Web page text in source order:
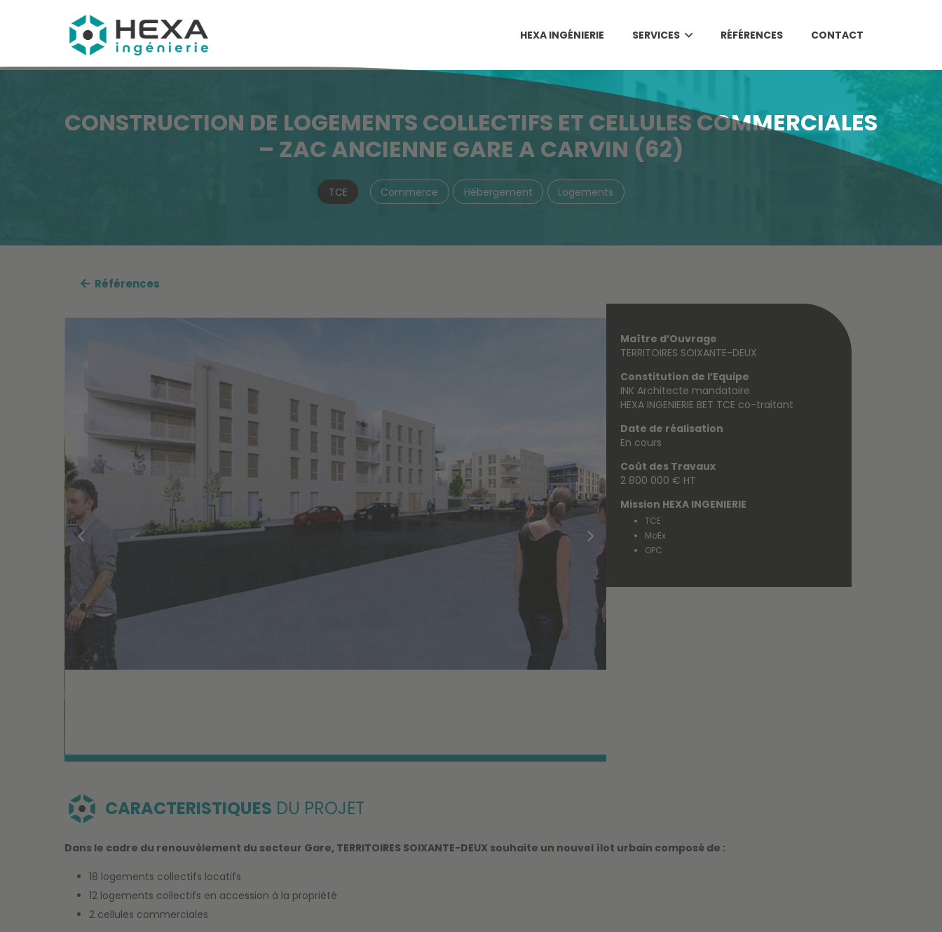
HEXA INGÉNIERIE SERVICES RÉFÉRENCES CONTACT
CONSTRUCTION DE LOGEMENTS COLLECTIFS ET CELLULES COMMERCIALES
– ZAC ANCIENNE GARE A CARVIN (62)
TCE Commerce Hébergement Logements
Références
Maître d’Ouvrage
TERRITOIRES SOIXANTE-DEUX
Constitution de l’Equipe
INK Architecte mandataire
HEXA INGENIERIE BET TCE co-traitant
Date de réalisation
En cours
Coût des Travaux
2 800 000 € HT
Mission HEXA INGENIERIE
TCE
MoEx
OPC
CARACTERISTIQUES DU PROJET
Dans le cadre du renouvèlement du secteur Gare, TERRITOIRES SOIXANTE-DEUX souhaite un nouvel îlot urbain composé de :
18 logements collectifs locatifs
12 logements collectifs en accession à la propriété
2 cellules commerciales